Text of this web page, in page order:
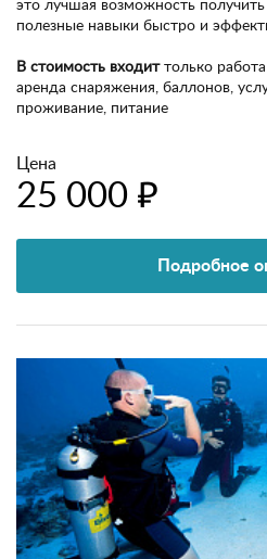
это лучшая возможность получить
полезные навыки быстро и
В стоимость входиттолько
аренда снаряжения, баллонов,
проживание, питание
Цена
25 000 ₽
Подробное